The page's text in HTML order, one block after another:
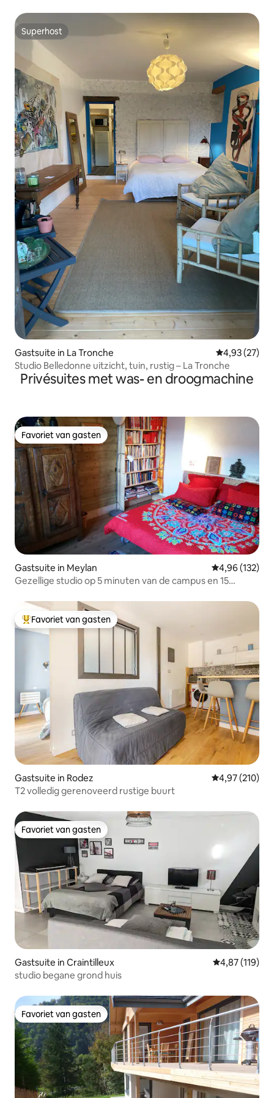
Superhost
Superhost
Gastsuite in La Tronche Gemiddelde
4,93 (27)
Studio Belledonne uitzicht, tuin, rustig – La Tronche
Privésuites met was- en droogmachine
Favoriet van gasten
Favoriet van gasten
Gastsuite in Meylan Gemiddelde
4,96 (132)
Gezellige studio op 5 minuten van de campus en 15
Topfavoriet van gasten
Favoriet van gasten
Gastsuite in Rodez Gemiddelde
4,97 (210)
T2 volledig gerenoveerd rustige buurt
Favoriet van gasten
Favoriet van gasten
Gastsuite in Craintilleux Gemiddelde
4,87 (119)
studio begane grond huis
Favoriet van gasten
Favoriet van gasten